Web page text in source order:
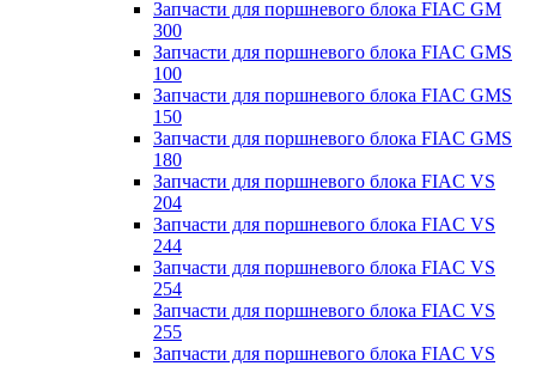
Запчасти для поршневого блока FIAC GM
300
Запчасти для поршневого блока FIAC GMS
100
Запчасти для поршневого блока FIAC GMS
150
Запчасти для поршневого блока FIAC GMS
180
Запчасти для поршневого блока FIAC VS
204
Запчасти для поршневого блока FIAC VS
244
Запчасти для поршневого блока FIAC VS
254
Запчасти для поршневого блока FIAC VS
255
Запчасти для поршневого блока FIAC VS